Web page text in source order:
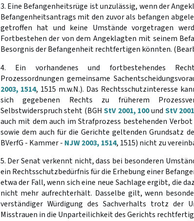
3. Eine Befangenheitsrüge ist unzulässig, wenn der
Befangenheitsantrags mit den zuvor als befangen
getroffen hat und keine Umstände vorgetragen
Fortbestehen der von dem Angeklagten mit seinem
Besorgnis der Befangenheit rechtfertigen könnten.
4. Ein vorhandenes und fortbestehendes
Prozessordnungen gemeinsame
2003, 1514, 1515 m.w.N.). Das Rechtsschutzinteresse
sich gegebenen Rechts zu früherem
Selbstwiderspruch steht (BGHStV 2001, 100und StV
auch mit dem auch im Strafprozess bestehenden
sowie dem auch für die Gerichte geltenden Grundsatz
BVerfG - Kammer - NJW 2003, 1514, 1515) nicht zu
5. Der Senat verkennt nicht, dass bei besonderen
ein Rechtsschutzbedürfnis für die Erhebung einer
etwa der Fall, wenn sich eine neue Sachlage ergibt, die
nicht mehr aufrechterhält. Dasselbe gilt, wenn
verständiger Würdigung des Sachverhalts trotz der
Misstrauen in die Unparteilichkeit des Gerichts